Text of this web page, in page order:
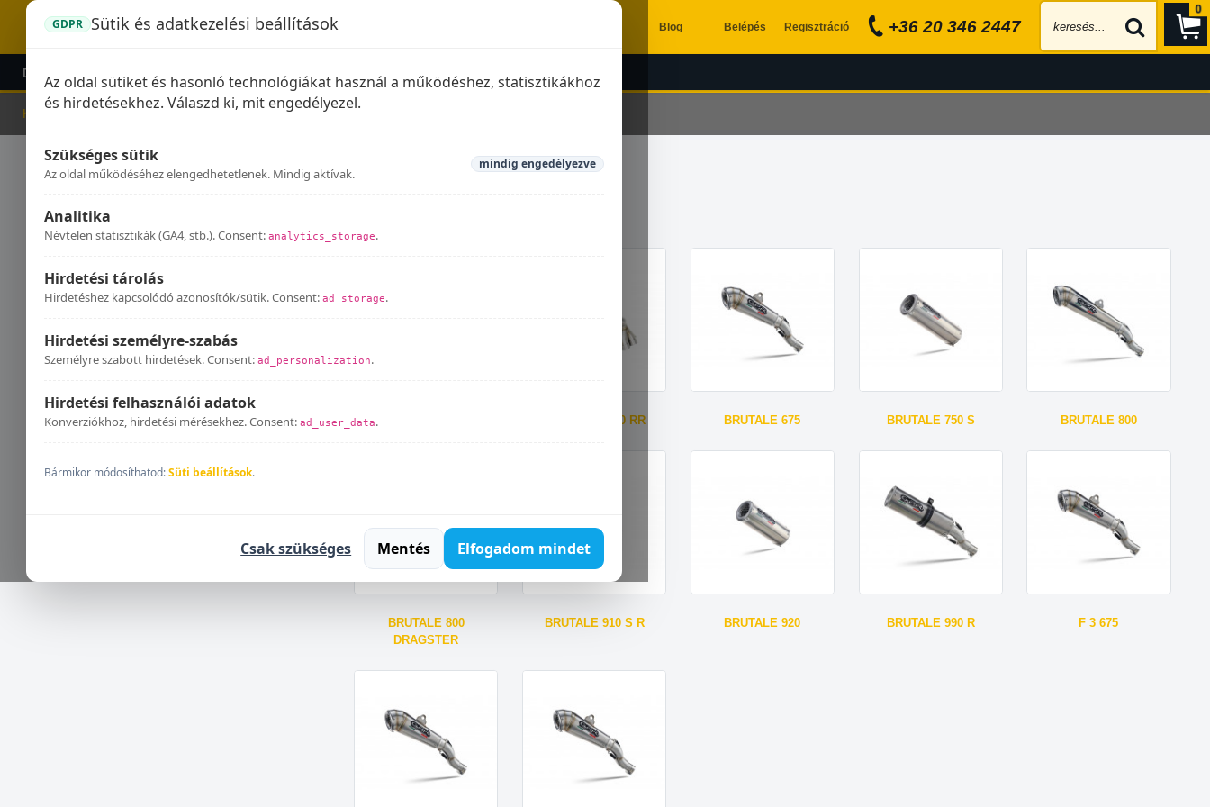
GDPR Sütik és adatkezelési beállítások
Az oldal sütiket és hasonló technológiákat használ a működéshez, statisztikákhoz
és hirdetésekhez. Válaszd ki, mit engedélyezel.
Szükséges sütik
Az oldal működéséhez elengedhetetlenek. Mindig aktívak.
mindig engedélyezve
Analitika
Névtelen statisztikák (GA4, stb.). Consent: analytics_storage.
Hirdetési tárolás
Hirdetéshez kapcsolódó azonosítók/sütik. Consent: ad_storage.
Hirdetési személyre-szabás
Személyre szabott hirdetések. Consent: ad_personalization.
Hirdetési felhasználói adatok
Konverziókhoz, hirdetési mérésekhez. Consent: ad_user_data.
Bármikor módosíthatod:Süti beállítások.
Csak szükséges Mentés Elfogadom mindet
Blog Belépés Regisztráció +36 20 346 2447
0
DOMINATOR KIPUFOGÓK GPR KIPUFOGÓK KIEGÉSZÍTŐK KIPUFOGÓK
Kezdőlap MV AGUSTA
MV AGUSTA
BRUTALE 1090 R RR BRUTALE 1090 RR BRUTALE 675 BRUTALE 750 S BRUTALE 800
BRUTALE 800
DRAGSTER
BRUTALE 910 S R BRUTALE 920 BRUTALE 990 R F 3 675